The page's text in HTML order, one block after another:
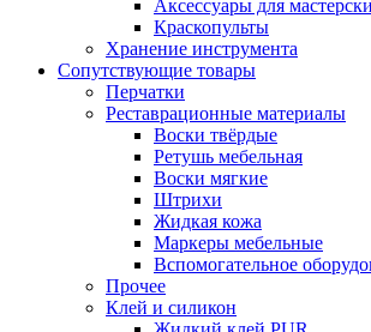
Аксессуары для
Краскопульты
Хранение инструмента
Сопутствующие товары
Перчатки
Реставрационные материалы
Воски твёрдые
Ретушь мебельная
Воски мягкие
Штрихи
Жидкая кожа
Маркеры мебельные
Вспомогательное
Прочее
Клей и силикон